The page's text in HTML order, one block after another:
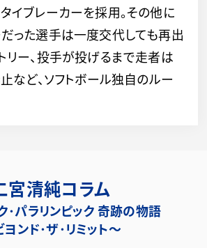
イブレーカーを採用。その他に
った選手は一度交代しても再出
リー、投手が投げるまで走者は
止など、ソフトボール独自のルー
宮清純コラム
･パラリンピック 奇跡の物語
ヨンド･ザ･リミット～